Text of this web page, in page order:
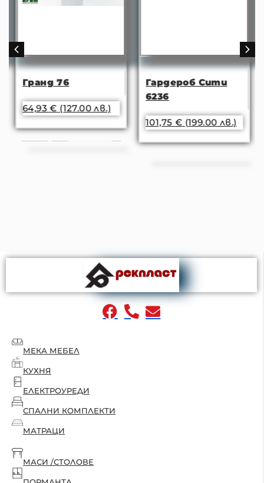
Гранд 76
64,93 € (127.00 лв.)
Гардероб Сити
6236
101,75 € (199.00 лв.)
МЕКА МЕБЕЛ
КУХНЯ
ЕЛЕКТРОУРЕДИ
СПАЛНИ КОМПЛЕКТИ
МАТРАЦИ
МАСИ /СТОЛОВЕ